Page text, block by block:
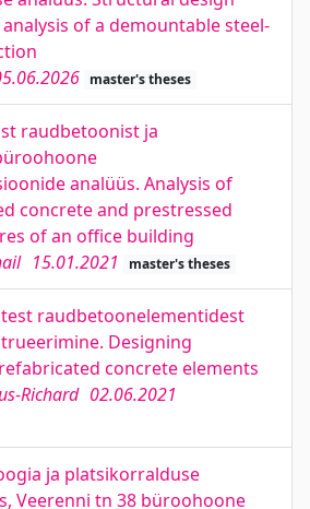
of a demountable steel-
master's theses
raudbetoonist ja
analüüs. Analysis of
concrete and prestressed
of an office building
15.01.2021 master's theses
raudbetoonelementidest
Designing
concrete elements
Richard 02.06.2021
ja platsikorralduse
Veerenni tn 38 büroohoone